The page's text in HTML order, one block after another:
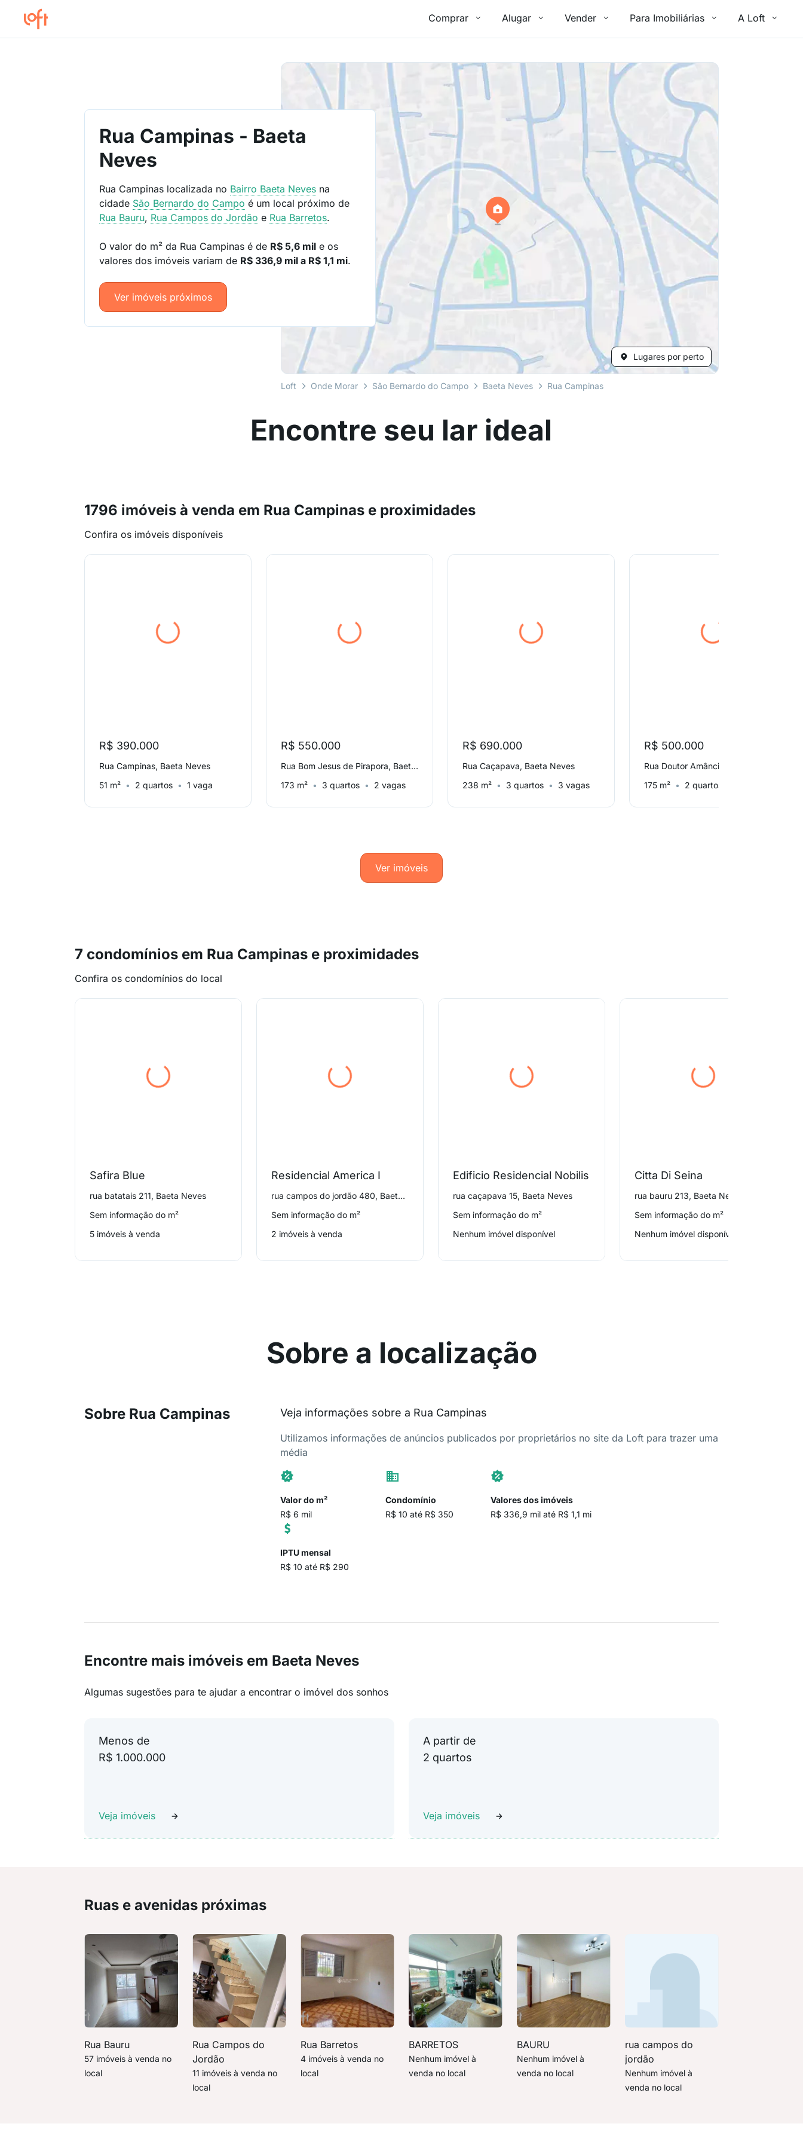
Comprar Alugar Vender Para Imobiliárias A Loft
Lugares por perto
Loft Onde Morar São Bernardo do Campo Baeta Neves Rua Campinas
Rua Campinas - Baeta
Neves
Rua Campinas localizada no Bairro Baeta Neves na
cidade São Bernardo do Campo é um local próximo de
Rua Bauru, Rua Campos do Jordão e Rua Barretos.
O valor do m² da Rua Campinas é de R$ 5,6 mil e os
valores dos imóveis variam de R$ 336,9 mil a R$ 1,1 mi.
Ver imóveis próximos
Encontre seu lar ideal
1796 imóveis à venda em Rua Campinas e proximidades
Confira os imóveis disponíveis
R$ 390.000
Rua Campinas, Baeta Neves
51 m²
2 quartos 1 vaga
R$ 550.000
Rua Bom Jesus de Pirapora, Baeta Neves
173 m²
3 quartos 2 vagas
R$ 690.000
Rua Caçapava, Baeta Neves
238 m²
3 quartos 3 vagas
R$ 500.000
175 m²
2 quartos
Ver imóveis
7 condomínios em Rua Campinas e proximidades
Confira os condomínios do local
Safira Blue
rua batatais 211, Baeta Neves
Sem informação do m²
5 imóveis à venda
Residencial America I
rua campos do jordão 480, Baeta Neves
Sem informação do m²
2 imóveis à venda
Edificio Residencial Nobilis
rua caçapava 15, Baeta Neves
Sem informação do m²
Nenhum imóvel disponível
Citta Di Seina
rua bauru 213, Baeta Neves
Sem informação do m²
Nenhum imóvel disponível
Sobre a localização
Sobre Rua Campinas Veja informações sobre a Rua Campinas
Utilizamos informações de anúncios publicados por proprietários no site da Loft para trazer uma
média
Valor do m²
R$ 6 mil
Condomínio
R$ 10 até R$ 350
Valores dos imóveis
R$ 336,9 mil até R$ 1,1 mi
IPTU mensal
R$ 10 até R$ 290
Encontre mais imóveis em Baeta Neves
Algumas sugestões para te ajudar a encontrar o imóvel dos sonhos
Menos de
R$ 1.000.000
Veja imóveis
A partir de
2 quartos
Veja imóveis
Ruas e avenidas próximas
Rua Bauru
57 imóveis à venda no
local
Rua Campos do
Jordão
11 imóveis à venda no
local
Rua Barretos
4 imóveis à venda no
local
BARRETOS
Nenhum imóvel à
venda no local
BAURU
Nenhum imóvel à
venda no local
rua campos do
jordão
Nenhum imóvel à
venda no local